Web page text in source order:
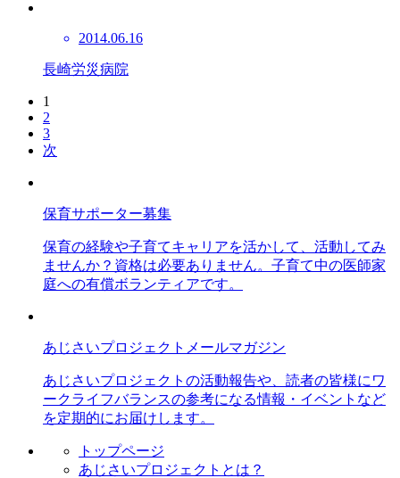
2014.06.16
長崎労災病院
1
2
3
次
保育サポーター募集
保育の経験や子育てキャリアを活かして、活動してみ
ませんか？資格は必要ありません。子育て中の医師家
庭への有償ボランティアです。
あじさいプロジェクトメールマガジン
あじさいプロジェクトの活動報告や、読者の皆様にワ
ークライフバランスの参考になる情報・イベントなど
を定期的にお届けします。
トップページ
あじさいプロジェクトとは？